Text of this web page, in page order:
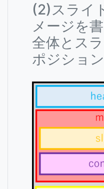
(2)スライ
メージを
全体とス
ポジショ